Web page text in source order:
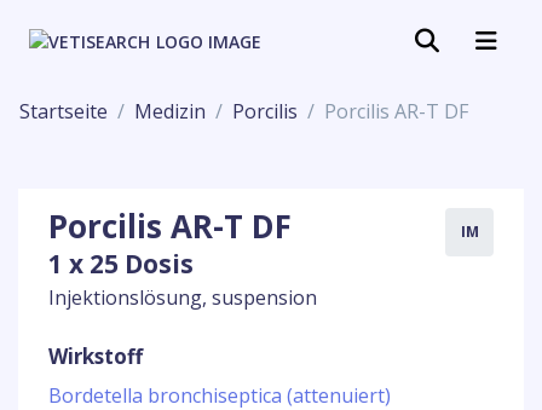
Startseite Medizin Porcilis Porcilis AR-T DF
Porcilis AR-T DF
1 x 25 Dosis
Injektionslösung, suspension
IM
Wirkstoff
Bordetella bronchiseptica (attenuiert)